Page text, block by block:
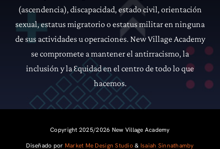
(ascendencia), discapacidad, estado civil, orientación
sexual, estatus migratorio o estatus militar en ninguna
de sus actividades u operaciones. New Village Academy
se compromete a mantener el antirracismo, la
inclusión y laƐquidad en el centro de todo lo que
hacemos.
Copyright 2025/2026 New Village Academy
Diseñado por Market Me Design Studio& Isaiah Sinnathamby